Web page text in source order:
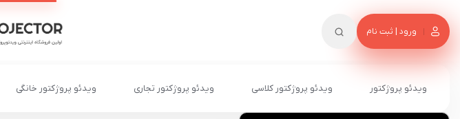
ورود | ثبت نام
ویدئو پروژکتور ویدئو پروژکتور کلاسی ویدئو پروژکتور تجاری ویدئو پروژکتور خانگی